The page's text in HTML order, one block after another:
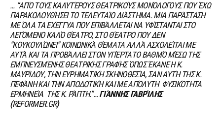
… “ΑΠΌ ΤΟΥΣ ΚΑΛΥΤΈΡΟΥΣ ΘΕΑΤΡΙΚΟΎΣ ΜΟΝΌΛΟΓΟΥΣ ΠΟΥ ΈΧΩ
ΠΑΡΑΚΟΛΟΥΘΉΣΕΙ ΤΟ ΤΕΛΕΥΤΑΊΟ ΔΙΆΣΤΗΜΑ.ΜΙΑ ΠΑΡΆΣΤΑΣΗ
ΜΕ ΌΛΑ ΤΑ ΕΧΈΓΓΥΑ ΠΟΥ ΕΠΙΒΆΛΛΕΤΑΙ ΝΑ ΥΦΊΣΤΑΝΤΑΙ ΣΤΟ
ΛΕΓΌΜΕΝΟ ΚΑΛΌ ΘΈΑΤΡΟ, ΣΤΟ ΘΈΑΤΡΟ ΠΟΥ ΔΕΝ
”ΚΟΥΚΟΥΛΏΝΕΙ” ΚΟΙΝΩΝΙΚΆ ΘΈΜΑΤΑ ΑΛΛΆ ΑΣΧΟΛΕΊΤΑΙ ΜΕ
ΑΥΤΆ ΚΑΙ ΤΑ ΠΡΟΒΆΛΛΕΙ ΣΤΟΝ ΥΠΈΡΤΑΤΟ ΒΑΘΜΌ ΜΈΣΩ ΤΗΣ
ΕΜΠΝΕΥΣΜΈΝΗΣ ΘΕΑΤΡΙΚΉΣ ΓΡΑΦΉΣ ΌΠΩΣ ΈΚΑΝΕ Η Κ.
ΜΑΥΡΊΔΟΥ, ΤΗΝ ΕΥΡΗΜΑΤΙΚΉ ΣΚΗΝΟΘΕΣΊΑ, ΣΑΝ ΑΥΤΉ ΤΗΣ Κ.
ΠΕΦΆΝΗ ΚΑΙ ΤΗΝ ΑΠΟΔΟΤΙΚΉ ΚΑΙ ΜΕ ΑΠΌΛΥΤΗ ΦΥΣΙΚΌΤΗΤΑ
ΕΡΜΗΝΕΊΑ ΤΗΣ Κ. ΡΆΠΤΗ.”…ΓΙΆΝΝΗΣ ΓΑΒΡΊΛΗΣ
(REFORMER.GR)